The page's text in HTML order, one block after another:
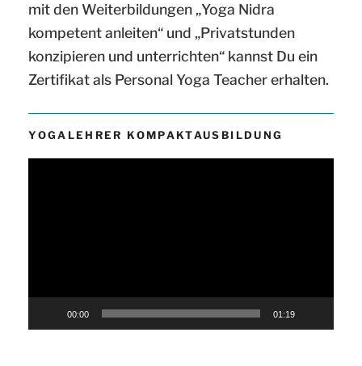
mit den Weiterbildungen „Yoga Nidra
kompetent anleiten“ und „Privatstunden
konzipieren und unterrichten“ kannst Du ein
Zertifikat als Personal Yoga Teacher erhalten.
YOGALEHRER KOMPAKTAUSBILDUNG
00:00 01:19